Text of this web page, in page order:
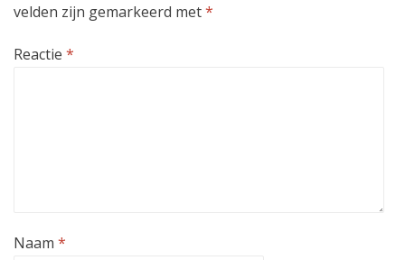
velden zijn gemarkeerd met*
Reactie *
Naam *